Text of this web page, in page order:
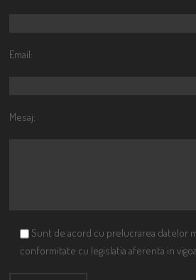
Email:
Mesaj:
Sunt de acord cu prelucrarea datelor
conformitate cu legislatia aferenta in